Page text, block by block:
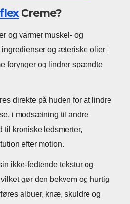
Creme?
og varmer muskel- og
ingredienser og æteriske olier i
forynger og lindrer spændte
direkte på huden for at lindre
i modsætning til andre
til kroniske ledsmerter,
efter motion.
ikke-fedtende tekstur og
gør den bekvem og hurtig
albuer, knæ, skuldre og